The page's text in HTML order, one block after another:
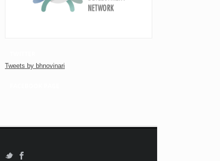
Tweets by bhnovinari